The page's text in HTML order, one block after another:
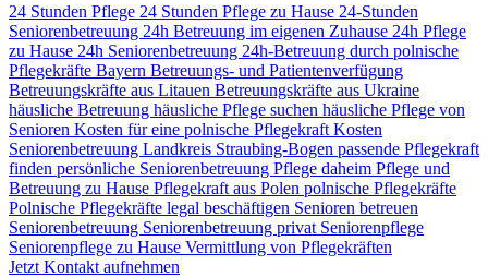
24 Stunden Pflege 24 Stunden Pflege zu Hause 24-Stunden
Seniorenbetreuung 24h Betreuung im eigenen Zuhause 24h Pflege
zu Hause 24h Seniorenbetreuung 24h-Betreuung durch polnische
Pflegekräfte Bayern Betreuungs- und Patientenverfügung
Betreuungskräfte aus Litauen Betreuungskräfte aus Ukraine
häusliche Betreuung häusliche Pflege suchen häusliche Pflege von
Senioren Kosten für eine polnische Pflegekraft Kosten
Seniorenbetreuung Landkreis Straubing-Bogen passende Pflegekraft
finden persönliche Seniorenbetreuung Pflege daheim Pflege und
Betreuung zu Hause Pflegekraft aus Polen polnische Pflegekräfte
Polnische Pflegekräfte legal beschäftigen Senioren betreuen
Seniorenbetreuung Seniorenbetreuung privat Seniorenpflege
Seniorenpflege zu Hause Vermittlung von Pflegekräften
Jetzt Kontakt aufnehmen